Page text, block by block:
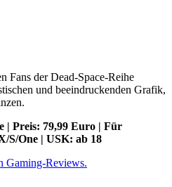
Fans der Dead-Space-Reihe
und beeindruckenden Grafik,
| Preis: 79,99 Euro | Für
S/One | USK: ab 18
Gaming-Reviews.